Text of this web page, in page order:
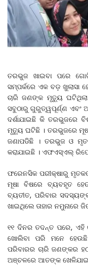
ତରଭୁଜ ଖାଇବା ପରେ
ସମ୍ପର୍କରେ ଏକ ବଡ଼
ଚାରି ଜଣଙ୍କ ମୃତ୍ୟୁ ଘଟିଥିଲା।
ସବୁଠାରୁ ଗୁରୁତ୍ୱପୂର୍ଣ୍ଣ ଏବଂ
ଦର୍ଶାଯାଇଛି କି ତରଭୁଜରେ
ମୃତ୍ୟୁ ଘଟିଛି । ତରଭୁଜରେ
ଜଣାପଡିଛି । ତରଭୁଜ ଓ
କରାଯାଇଛି । ଏଫଏସ୍‌ଏଲ୍‌
ଫରେନସିକ ପରୀକ୍ଷାରୁ
ମୂଷା ବିଷରେ ବ୍ୟବହୃତ
ବ୍ୟତୀତ, ପରିବାର
ଖାଇଥିଲେ ତାହାର
୧୧ ଦିନର ତଦନ୍ତ ପରେ, ଏହି
ଖୋଲିବା ପରି ମନେ
ପରିବାରର ଚାରି ଜଣଙ୍କର
ଅଞ୍ଚଳରେ ଆତଙ୍କ